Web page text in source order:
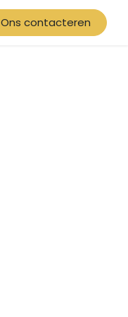
Ons contacteren